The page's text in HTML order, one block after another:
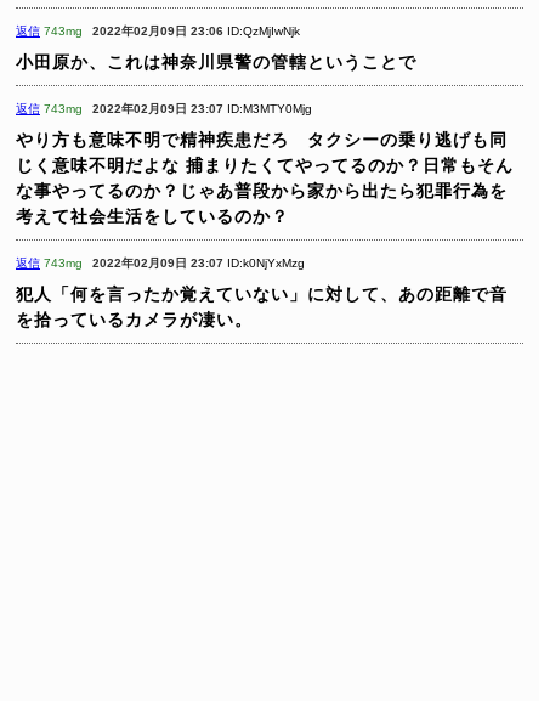
返信 743mg 2022年02月09日 23:06 ID:QzMjIwNjk
小田原か、これは神奈川県警の管轄ということで
返信 743mg 2022年02月09日 23:07 ID:M3MTY0Mjg
やり方も意味不明で精神疾患だろ タクシーの乗り逃げも同
じく意味不明だよな 捕まりたくてやってるのか？日常もそん
な事やってるのか？じゃあ普段から家から出たら犯罪行為を
考えて社会生活をしているのか？
返信 743mg 2022年02月09日 23:07 ID:k0NjYxMzg
犯人「何を言ったか覚えていない」に対して、あの距離で音
を拾っているカメラが凄い。